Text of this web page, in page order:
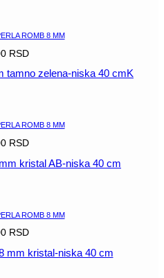
ROMB 8 MM
RSD
tamno zelena-niska 40 cmK
ROMB 8 MM
RSD
kristal AB-niska 40 cm
ROMB 8 MM
RSD
mm kristal-niska 40 cm